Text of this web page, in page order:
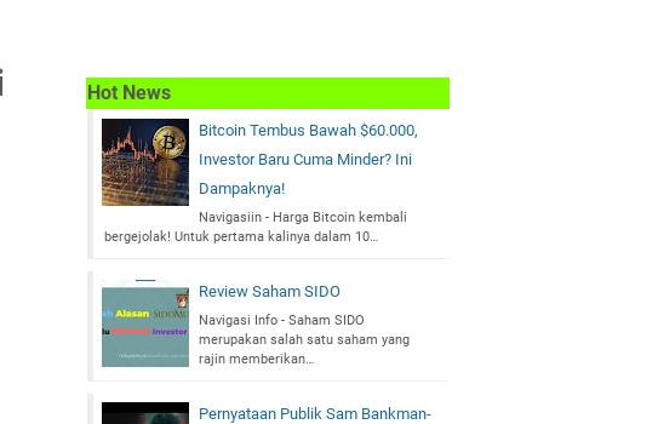
Hot News
Bitcoin Tembus Bawah $60.000,
Investor Baru Cuma Minder? Ini
Dampaknya!
Navigasiin - Harga Bitcoin kembali
bergejolak! Untuk pertama kalinya dalam 10…
Review Saham SIDO
Navigasi Info - Saham SIDO
merupakan salah satu saham yang
rajin memberikan…
Pernyataan Publik Sam Bankman-